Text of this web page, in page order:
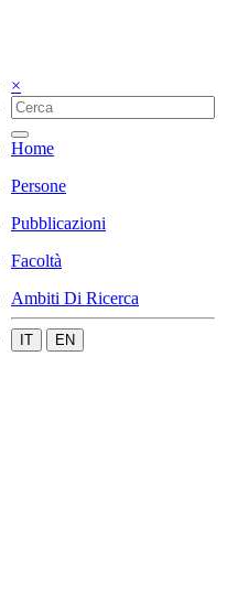
×
Home
Persone
Pubblicazioni
Facoltà
Ambiti Di Ricerca
IT EN